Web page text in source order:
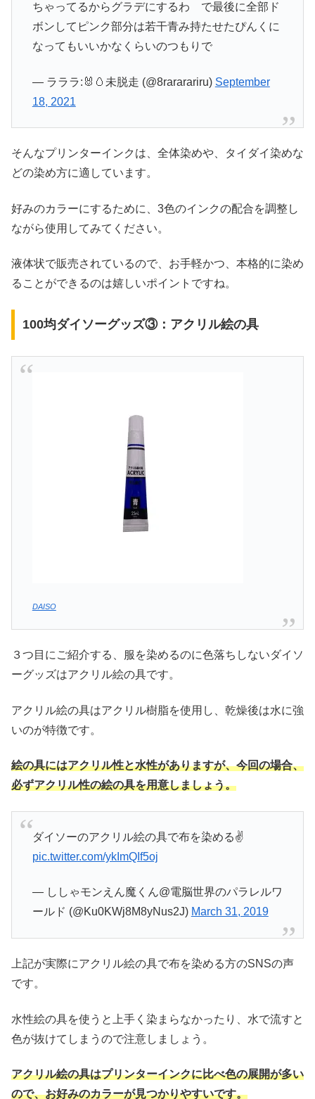
ちゃってるからグラデにするわ で最後に全部ド
ボンしてピンク部分は若干青み持たせたぴんくに
なってもいいかなくらいのつもりで
— ラララ:🐰🥚未脱走 (@8rararariru) September
18, 2021
そんなプリンターインクは、全体染めや、タイダイ染めな
どの染め方に適しています。
好みのカラーにするために、3色のインクの配合を調整し
ながら使用してみてください。
液体状で販売されているので、お手軽かつ、本格的に染め
ることができるのは嬉しいポイントですね。
100均ダイソーグッズ③：アクリル絵の具
DAISO
３つ目にご紹介する、服を染めるのに色落ちしないダイソ
ーグッズはアクリル絵の具です。
アクリル絵の具はアクリル樹脂を使用し、乾燥後は水に強
いのが特徴です。
絵の具にはアクリル性と水性がありますが、今回の場合、
必ずアクリル性の絵の具を用意しましょう。
ダイソーのアクリル絵の具で布を染める✌️
pic.twitter.com/ykImQIf5oj
— ししゃモンえん魔くん@電脳世界のパラレルワ
ールド (@Ku0KWj8M8yNus2J) March 31, 2019
上記が実際にアクリル絵の具で布を染める方のSNSの声
です。
水性絵の具を使うと上手く染まらなかったり、水で流すと
色が抜けてしまうので注意しましょう。
アクリル絵の具はプリンターインクに比べ色の展開が多い
ので、お好みのカラーが見つかりやすいです。